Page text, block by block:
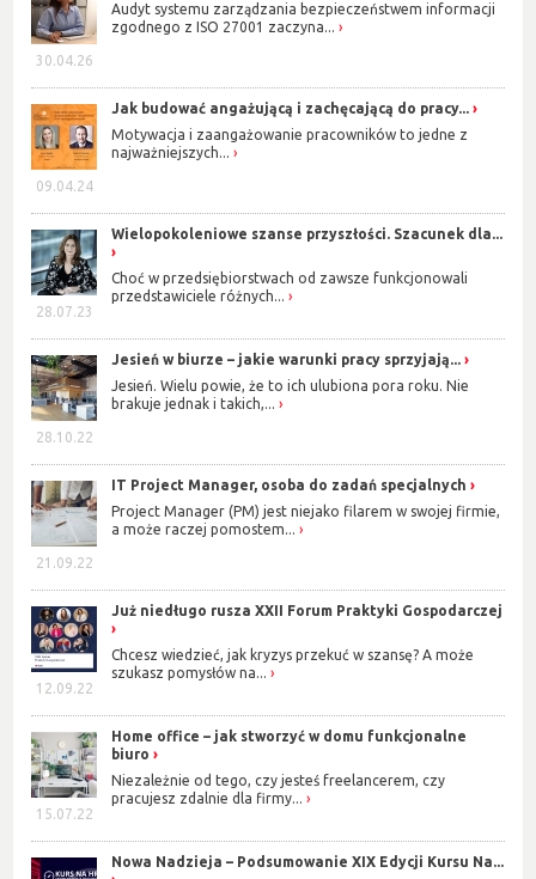
30.04.26
Audyt systemu zarządzania bezpieczeństwem informacji
zgodnego z ISO 27001 zaczyna...
09.04.24
Jak budować angażującą i zachęcającą do pracy...
Motywacja i zaangażowanie pracowników to jedne z
najważniejszych...
28.07.23
Wielopokoleniowe szanse przyszłości. Szacunek dla...
Choć w przedsiębiorstwach od zawsze funkcjonowali
przedstawiciele różnych...
28.10.22
Jesień w biurze – jakie warunki pracy sprzyjają...
Jesień. Wielu powie, że to ich ulubiona pora roku. Nie
brakuje jednak i takich,...
21.09.22
IT Project Manager, osoba do zadań specjalnych
Project Manager (PM) jest niejako filarem w swojej firmie,
a może raczej pomostem...
12.09.22
Już niedługo rusza XXII Forum Praktyki Gospodarczej
Chcesz wiedzieć, jak kryzys przekuć w szansę? A może
szukasz pomysłów na...
15.07.22
Home office – jak stworzyć w domu funkcjonalne
biuro
Niezależnie od tego, czy jesteś freelancerem, czy
pracujesz zdalnie dla firmy...
Nowa Nadzieja – Podsumowanie XIX Edycji Kursu Na...